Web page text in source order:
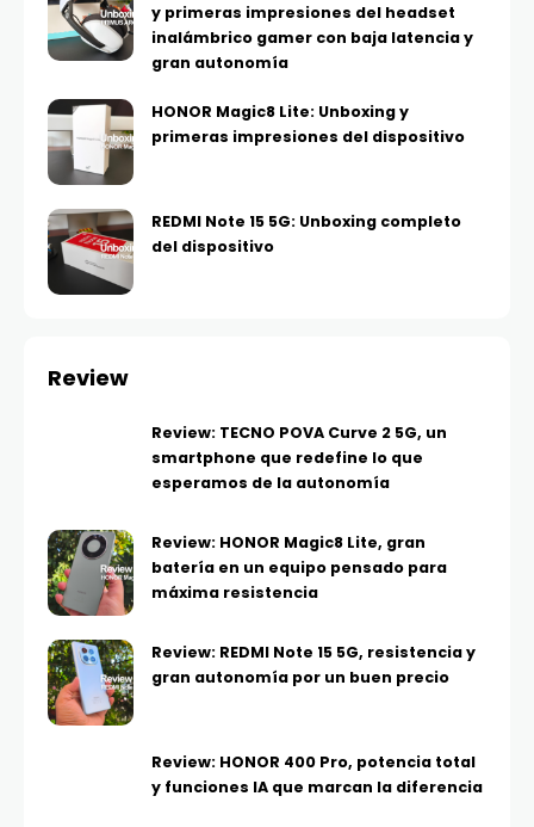
y primeras impresiones del headset
inalámbrico gamer con baja latencia y
gran autonomía
HONOR Magic8 Lite: Unboxing y
primeras impresiones del dispositivo
REDMI Note 15 5G: Unboxing completo
del dispositivo
Review
Review: TECNO POVA Curve 2 5G, un
smartphone que redefine lo que
esperamos de la autonomía
Review: HONOR Magic8 Lite, gran
batería en un equipo pensado para
máxima resistencia
Review: REDMI Note 15 5G, resistencia y
gran autonomía por un buen precio
Review: HONOR 400 Pro, potencia total
y funciones IA que marcan la diferencia